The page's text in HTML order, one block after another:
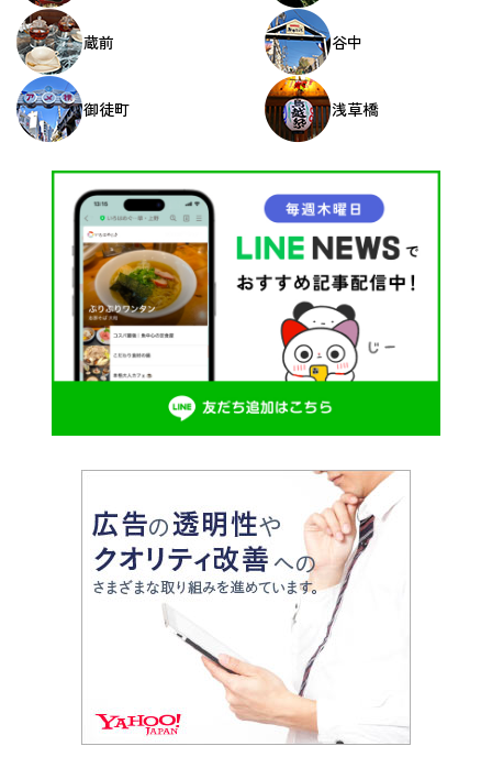
蔵前 谷中
御徒町 浅草橋